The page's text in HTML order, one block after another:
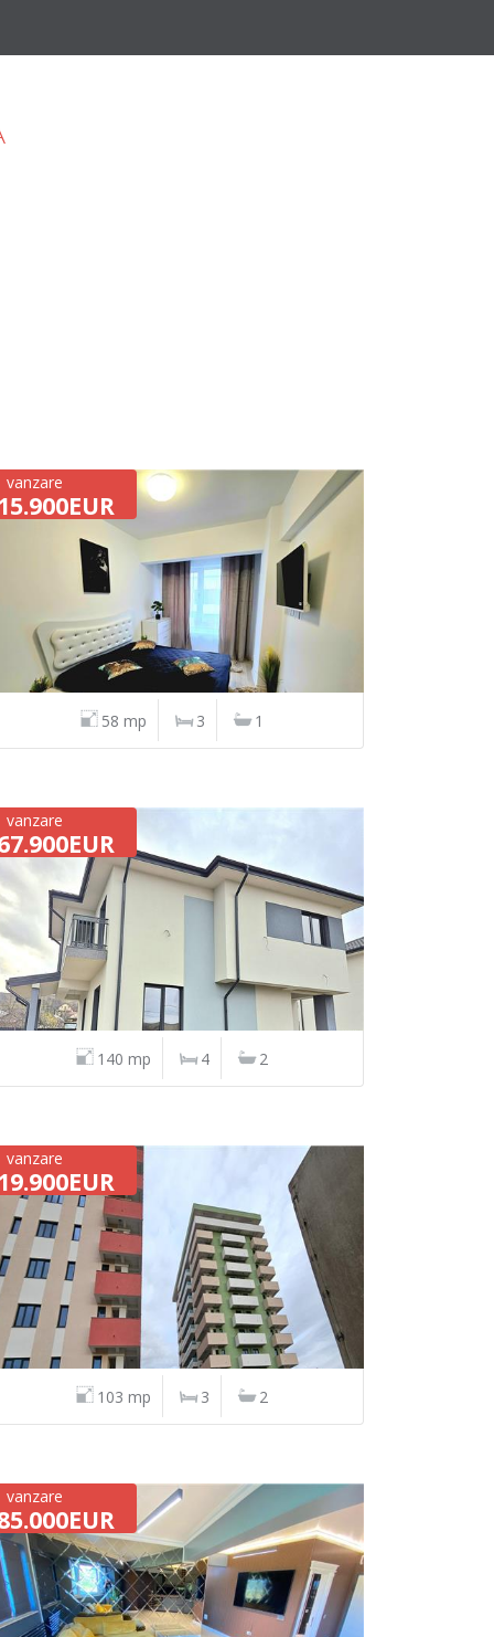
vanzare
58 mp 3 1
vanzare
140 mp 4 2
vanzare
103 mp 3 2
vanzare